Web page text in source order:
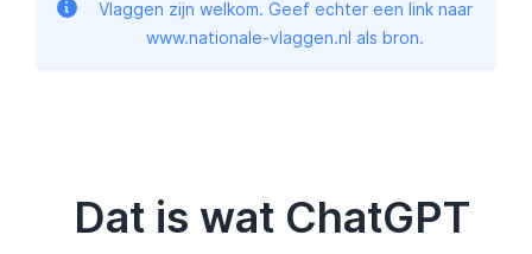
Vlaggen zijn welkom. Geef echter een link naar
www.nationale-vlaggen.nl als bron.
Dat is wat ChatGPT